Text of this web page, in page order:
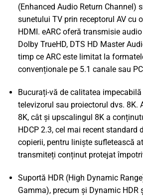
(Enhanced Audio Return Channel)
sunetului TV prin receptorul AV cu
HDMI. eARC oferă transmisie
Dolby TrueHD, DTS HD Master
timp ce ARC este limitat la
convenționale pe 5.1 canale sau
Bucurați-vă de calitatea
televizorul sau proiectorul dvs. 8K.
8K, cât și upscalingul 8K a
HDCP 2.3, cel mai recent standard
copierii, pentru liniște sufletească
transmiteți conținut protejat
Suportă HDR (High Dynamic
Gamma), precum și Dynamic HDR